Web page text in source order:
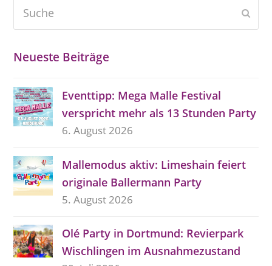
Neueste Beiträge
Eventtipp: Mega Malle Festival
verspricht mehr als 13 Stunden Party
6. August 2026
Mallemodus aktiv: Limeshain feiert
originale Ballermann Party
5. August 2026
Olé Party in Dortmund: Revierpark
Wischlingen im Ausnahmezustand